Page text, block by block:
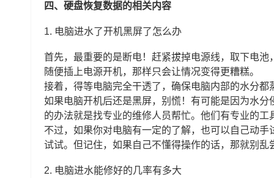
四、硬盘恢复数据的相关内容
1. 电脑进水了开机黑屏了怎么办
首先，最重要的是断电！赶紧拔掉电源线，取下电
随便插上电源开机，那样只会让情况变得更糟糕。
接着，得等电脑完全干透了，确保电脑内部的水分
如果电脑开机后还是黑屏，别慌！有可能是因为水
的办法就是找专业的维修人员帮忙。他们有专业的
不过，如果你对电脑有一定的了解，也可以自己动
试试。但记住，如果自己不懂得操作的话，那就别乱
2. 电脑进水能修好的几率有多大